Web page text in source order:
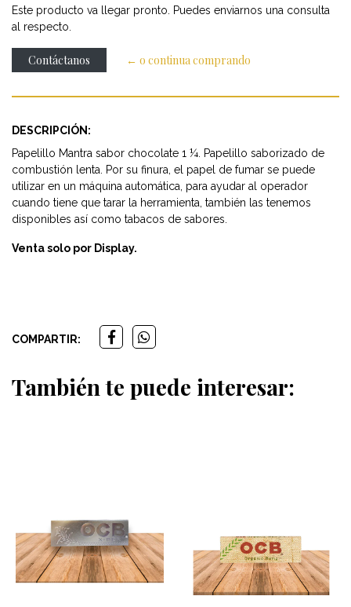
Este producto va llegar pronto. Puedes enviarnos una consulta
al respecto.
Contáctanos ← o continua comprando
DESCRIPCIÓN:
Papelillo Mantra sabor chocolate 1 ¼. Papelillo saborizado de
combustión lenta. Por su finura, el papel de fumar se puede
utilizar en un máquina automática, para ayudar al operador
cuando tiene que tarar la herramienta, también las tenemos
disponibles así como tabacos de sabores.
Venta solo por Display.
COMPARTIR:
También te puede interesar: